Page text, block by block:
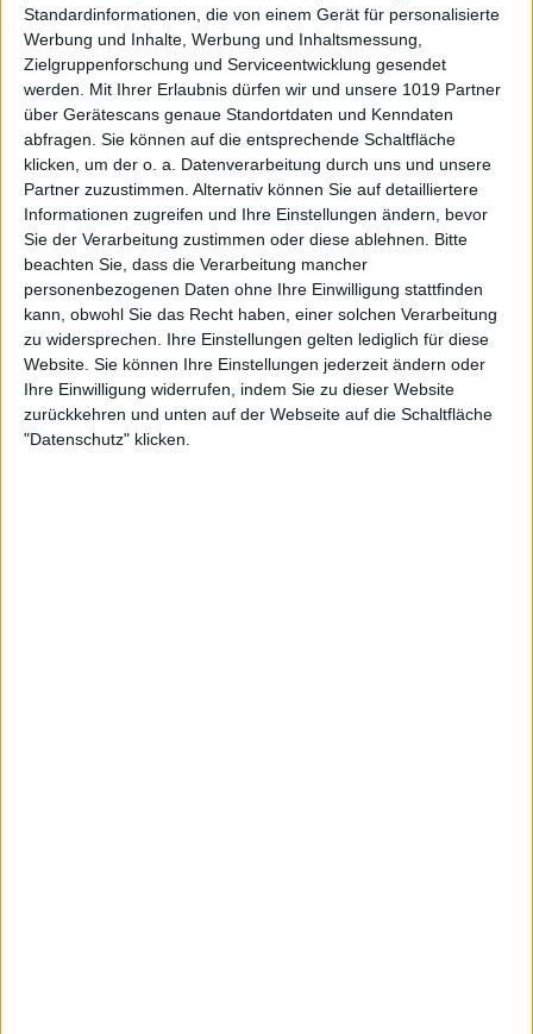
Standardinformationen, die von einem Gerät für personalisierte
Werbung und Inhalte, Werbung und Inhaltsmessung,
Zielgruppenforschung und Serviceentwicklung gesendet
werden.
Mit Ihrer Erlaubnis dürfen wir und unsere 1019 Partner
über Gerätescans genaue Standortdaten und Kenndaten
abfragen. Sie können auf die entsprechende Schaltfläche
klicken, um der o. a. Datenverarbeitung durch uns und unsere
Partner zuzustimmen. Alternativ können Sie auf detailliertere
Informationen zugreifen und Ihre Einstellungen ändern, bevor
Sie der Verarbeitung zustimmen oder diese ablehnen.
Bitte
beachten Sie, dass die Verarbeitung mancher
personenbezogenen Daten ohne Ihre Einwilligung stattfinden
kann, obwohl Sie das Recht haben, einer solchen Verarbeitung
zu widersprechen. Ihre Einstellungen gelten lediglich für diese
Website. Sie können Ihre Einstellungen jederzeit ändern oder
Ihre Einwilligung widerrufen, indem Sie zu dieser Website
zurückkehren und unten auf der Webseite auf die Schaltfläche
"Datenschutz" klicken.